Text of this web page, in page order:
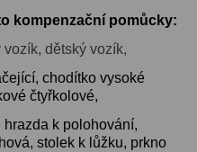
kompenzační pomůcky:
dětský vozík,
chodítko vysoké
čtyřkolové,
k polohování,
stolek k lůžku, prkno